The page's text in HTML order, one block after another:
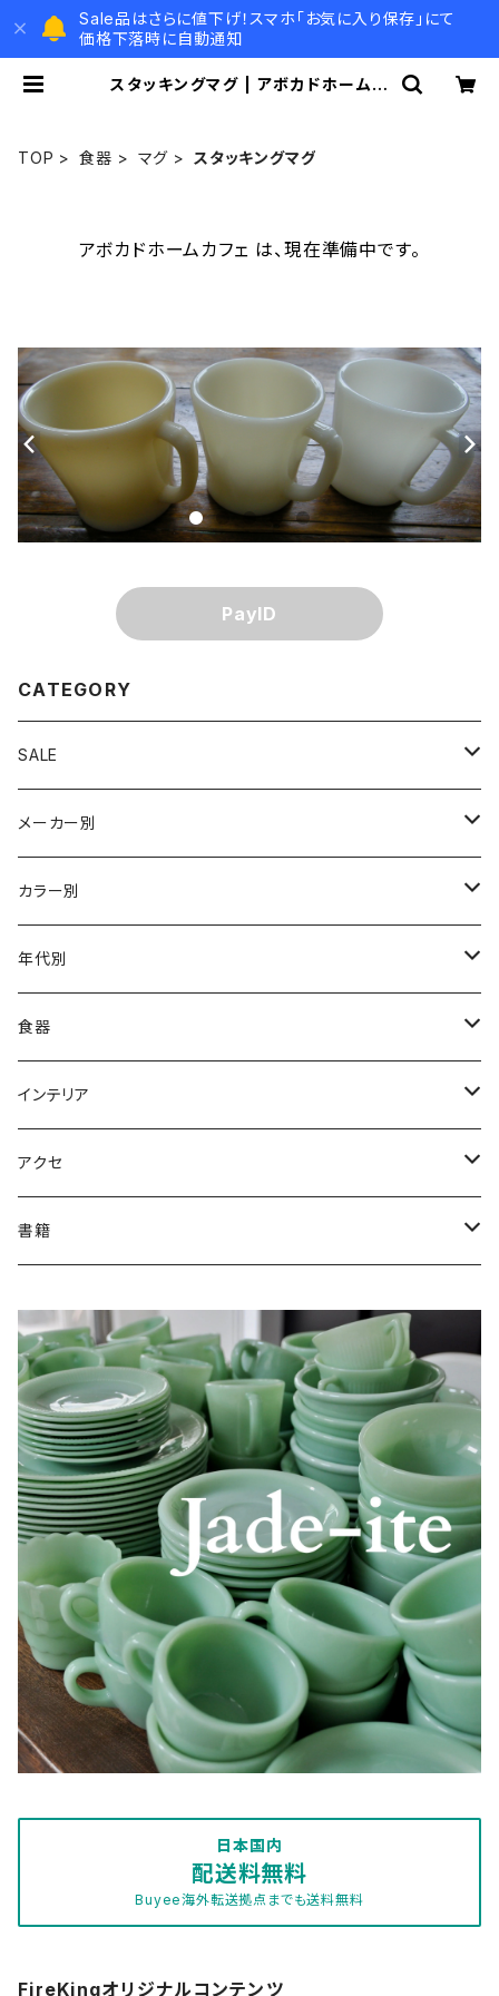
Sale品はさらに値下げ！スマホ「お気に入り保存」にて
価格下落時に自動通知
スタッキングマグ | アボカドホームカ
TOP 食器 マグ スタッキングマグ
アボカドホームカフェ は、現在準備中です。
PayID
CATEGORY
SALE
単品割引
訳あり値引き
まとめ販売値引き
メーカー別
Akro Agate（Alley/Vitro他）
Anchor Hocking/Fire-King
Ad・Character Print
Bubble
Kimberly
Moonstone
Philbe
Restaurant Wear
Shell
Swirl
Others
Ball corporation/Mason Jar
CORNING/Pyrex
Fenton
Hazel Atlas
Jeannette/Glasbake
MacBETH-EVANS
McKee Glass Company
Sara coventry
Japan
カラー別
アイボリー
アズライト
イエロー
ヴィトロック
オーロラ
クリア/クリスタル
ゴールド/ピーチラスター
サファイアブルー
ジェダイ/ジェード
ターコイズブルー
ピンク
フォレストグリーン
年代別
1890-1910年代
1910-20年代
1930-40年代
1950-60年代
1990年代〜
食器
皿
ボウル
マグ
Dハンドルマグ
スタッキングマグ
その他
グラス
容器
インテリア
花瓶
小物入れ
ビー玉・ミニチュア
アンティークビー玉
ミニチュア品
店舗インテリア
アクセ
ブローチ
ケース
書籍
絵本/コミック
日本国内
配送料無料
Buyee海外転送拠点までも送料無料
FireKingオリジナルコンテンツ